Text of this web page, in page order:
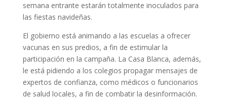
semana entrante estarán totalmente inoculados para
las fiestas navideñas.
El gobierno está animando a las escuelas a ofrecer
vacunas en sus predios, a fin de estimular la
participación en la campaña. La Casa Blanca, además,
le está pidiendo a los colegios propagar mensajes de
expertos de confianza, como médicos o funcionarios
de salud locales, a fin de combatir la desinformación.